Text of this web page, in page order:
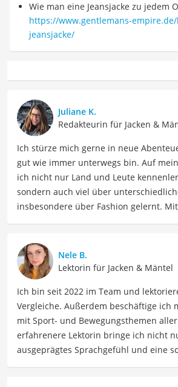
Wie man eine Jeansjacke zu jedem
https://www.gentlemans-
jeansjacke/
Juliane K.
Redakteurin für Jacken &
Ich stürze mich gerne in neue
gut wie immer unterwegs bin. Auf
ich nicht nur Land und Leute
sondern auch viel über
insbesondere über Fashion gelernt.
teilen. Meine Beiträge umfassen
Stylingtipps, Produktbewertungen und
für verschiedene Anlässe.
Der Jeansjacke für Herren-Vergleich ist
besonders empfehlenswert fürMänner
Nele B.
Lektorin für Jacken & Mäntel
Ich bin seit 2022 im Team und
Vergleiche. Außerdem beschäftige ich
mit Sport- und Bewegungsthemen
erfahrenere Lektorin bringe ich nicht
ausgeprägtes Sprachgefühl und eine